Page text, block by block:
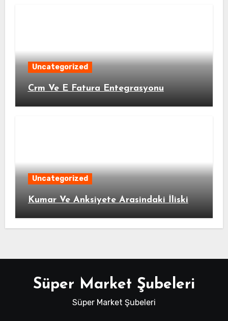
Uncategorized
Crm Ve E Fatura Entegrasyonu
Uncategorized
Kumar Ve Anksiyete Arasindaki İliski
Süper Market Şubeleri
Süper Market Şubeleri